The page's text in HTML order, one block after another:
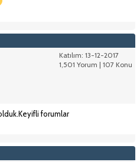
Katılım: 13-12-2017
1,501 Yorum | 107 Konu
forumlar